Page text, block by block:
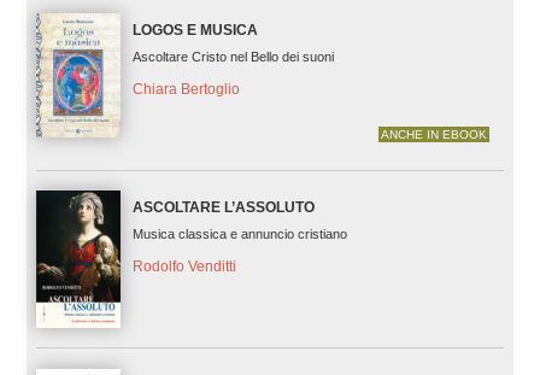
LOGOS E MUSICA
Ascoltare Cristo nel Bello dei suoni
Chiara Bertoglio
ANCHE IN EBOOK
ASCOLTARE L’ASSOLUTO
Musica classica e annuncio cristiano
Rodolfo Venditti